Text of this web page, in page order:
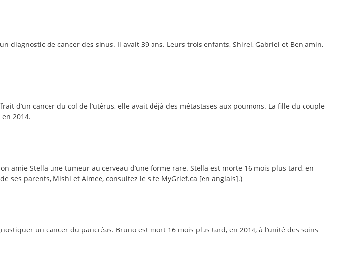
diagnostic de cancer des sinus. Il avait 39 ans. Leurs trois enfants, Shirel, Gabriel et Benjamin,
d’un cancer du col de l’utérus, elle avait déjà des métastases aux poumons. La fille du couple
2014.
amie Stella une tumeur au cerveau d’une forme rare. Stella est morte 16 mois plus tard, en
ses parents, Mishi et Aimee, consultez le site MyGrief.ca [en anglais].)
un cancer du pancréas. Bruno est mort 16 mois plus tard, en 2014, à l’unité des soins